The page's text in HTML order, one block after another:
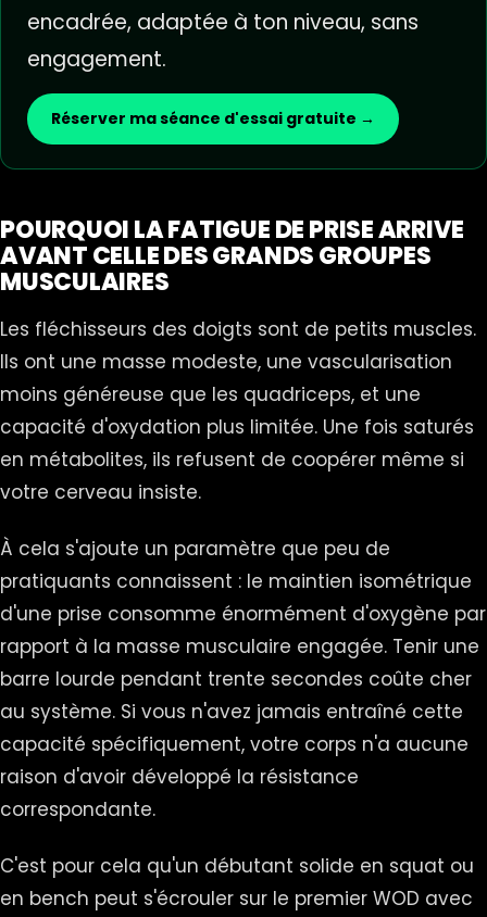
encadrée, adaptée à ton niveau, sans
engagement.
Réserver ma séance d'essai gratuite →
POURQUOI LA FATIGUE DE PRISE ARRIVE
AVANT CELLE DES GRANDS GROUPES
MUSCULAIRES
Les fléchisseurs des doigts sont de petits muscles.
Ils ont une masse modeste, une vascularisation
moins généreuse que les quadriceps, et une
capacité d'oxydation plus limitée. Une fois saturés
en métabolites, ils refusent de coopérer même si
votre cerveau insiste.
À cela s'ajoute un paramètre que peu de
pratiquants connaissent : le maintien isométrique
d'une prise consomme énormément d'oxygène par
rapport à la masse musculaire engagée. Tenir une
barre lourde pendant trente secondes coûte cher
au système. Si vous n'avez jamais entraîné cette
capacité spécifiquement, votre corps n'a aucune
raison d'avoir développé la résistance
correspondante.
C'est pour cela qu'un débutant solide en squat ou
en bench peut s'écrouler sur le premier WOD avec